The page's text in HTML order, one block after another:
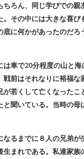
ろん、同じ学びでの
その中には大きな喜
に何かがあったのだ
車で20分程度の山と海
前はそれなりに裕福な
若くして亡くなったこ
聞いている。当時の母
るまでに８人の兄弟が
まれである。私達家族